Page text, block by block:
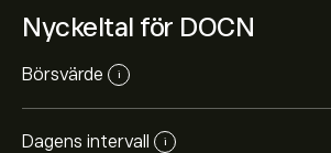
Nyckeltal för DOCN
Börsvärde i
Dagens intervall i